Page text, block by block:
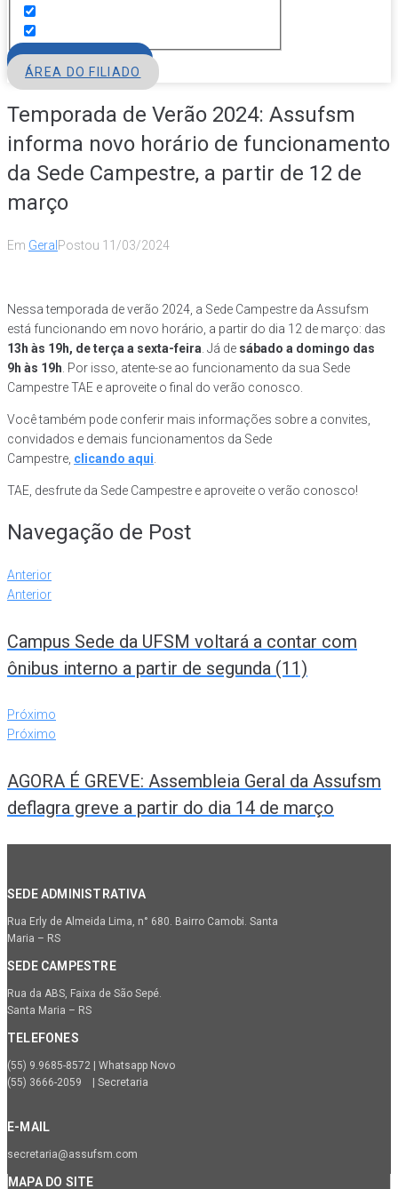
ÁREA DO FILIADO
Temporada de Verão 2024: Assufsm
informa novo horário de funcionamento
da Sede Campestre, a partir de 12 de
março
Em Geral Postou 11/03/2024
Nessa temporada de verão 2024, a Sede Campestre da Assufsm
está funcionando em novo horário, a partir do dia 12 de março: das
13h às 19h, de terça a sexta-feira . Já de sábado a domingo das
9h às 19h . Por isso, atente-se ao funcionamento da sua Sede
Campestre TAE e aproveite o final do verão conosco.
Você também pode conferir mais informações sobre a convites,
convidados e demais funcionamentos da Sede
Campestre, clicando aqui
TAE, desfrute da Sede Campestre e aproveite o verão conosco!
Navegação de Post
Anterior
Anterior
Campus Sede da UFSM voltará a contar com
ônibus interno a partir de segunda (11)
Próximo
Próximo
AGORA É GREVE: Assembleia Geral da Assufsm
deflagra greve a partir do dia 14 de março
SEDE ADMINISTRATIVA
Rua Erly de Almeida Lima, n° 680. Bairro Camobi. Santa
Maria – RS
SEDE CAMPESTRE
Rua da ABS, Faixa de São Sepé.
Santa Maria – RS
TELEFONES
(55) 9.9685-8572 | Whatsapp Novo
(55) 3666-2059 | Secretaria
E-MAIL
secretaria@assufsm.com
MAPA DO SITE